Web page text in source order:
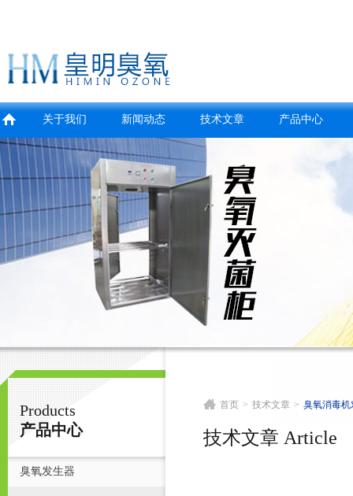
南京皇明臭氧机电设备厂
关于我们 新闻动态 技术文章 产品中心
Products
产品中心
臭氧发生器
首页 > 技术文章 > 臭氧消毒
技术文章 Article